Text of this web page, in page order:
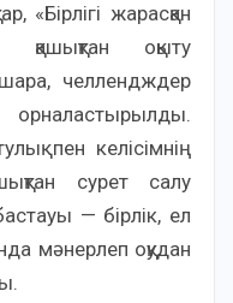
«Бірлігі жарасқан
қашықтан оқыту
челлендждер
пен келісімнің
сурет салу
— бірлік, ел
мәнерлеп оқудан